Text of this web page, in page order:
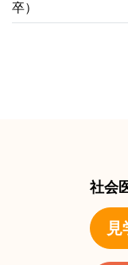
卒）
社会
見